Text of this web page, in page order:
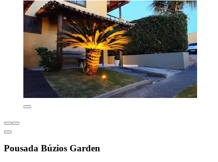
Pousada Búzios Garden